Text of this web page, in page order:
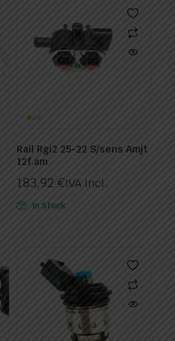
Rail Rgi2 25-22 S/sens Amjt
12f.am
183,92 €IVA Incl.
In Stock